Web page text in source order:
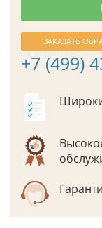
ЗАКАЗАТЬ
+7 (499)